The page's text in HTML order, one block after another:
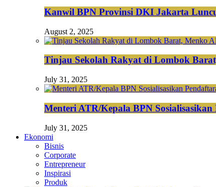
Kanwil BPN Provinsi DKI Jakarta
August 2, 2025
Tinjau Sekolah Rakyat di Lombok
July 31, 2025
Menteri ATR/Kepala BPN
July 31, 2025
Ekonomi
Bisnis
Corporate
Entrepreneur
Inspirasi
Produk